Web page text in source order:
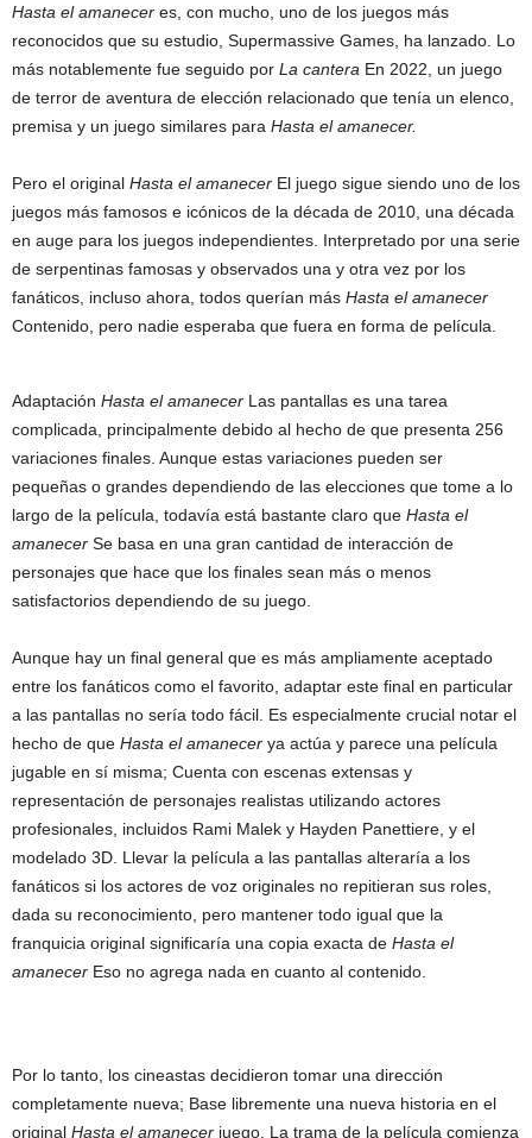
Hasta el amanecer es, con mucho, uno de los juegos más
reconocidos que su estudio, Supermassive Games, ha lanzado. Lo
más notablemente fue seguido por La cantera En 2022, un juego
de terror de aventura de elección relacionado que tenía un elenco,
premisa y un juego similares para Hasta el amanecer.
Pero el original Hasta el amanecer El juego sigue siendo uno de los
juegos más famosos e icónicos de la década de 2010, una década
en auge para los juegos independientes. Interpretado por una serie
de serpentinas famosas y observados una y otra vez por los
fanáticos, incluso ahora, todos querían más Hasta el amanecer
Contenido, pero nadie esperaba que fuera en forma de película.
Adaptación Hasta el amanecer Las pantallas es una tarea
complicada, principalmente debido al hecho de que presenta 256
variaciones finales. Aunque estas variaciones pueden ser
pequeñas o grandes dependiendo de las elecciones que tome a lo
largo de la película, todavía está bastante claro que Hasta el
amanecer Se basa en una gran cantidad de interacción de
personajes que hace que los finales sean más o menos
satisfactorios dependiendo de su juego.
Aunque hay un final general que es más ampliamente aceptado
entre los fanáticos como el favorito, adaptar este final en particular
a las pantallas no sería todo fácil. Es especialmente crucial notar el
hecho de que Hasta el amanecer ya actúa y parece una película
jugable en sí misma; Cuenta con escenas extensas y
representación de personajes realistas utilizando actores
profesionales, incluidos Rami Malek y Hayden Panettiere, y el
modelado 3D. Llevar la película a las pantallas alteraría a los
fanáticos si los actores de voz originales no repitieran sus roles,
dada su reconocimiento, pero mantener todo igual que la
franquicia original significaría una copia exacta de Hasta el
amanecer Eso no agrega nada en cuanto al contenido.
Por lo tanto, los cineastas decidieron tomar una dirección
completamente nueva; Base libremente una nueva historia en el
original Hasta el amanecer juego. La trama de la película comienza